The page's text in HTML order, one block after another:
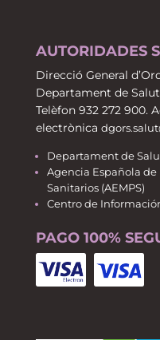
AUTORIDADES
Direcció General
Departament de
Telèfon 932 272 900.
electrònica
Departament de
Agencia Española
Sanitarios (AEMPS)
Centro de
PAGO 100%